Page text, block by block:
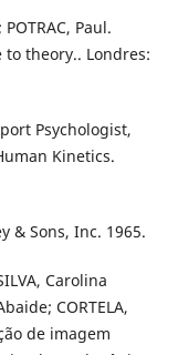
Paul.
theory.. Londres:
Psychologist,
Kinetics.
& Sons, Inc. 1965.
Carolina
CORTELA,
de imagem